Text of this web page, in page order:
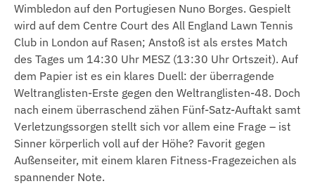
Wimbledon auf den Portugiesen Nuno Borges. Gespielt
wird auf dem Centre Court des All England Lawn Tennis
Club in London auf Rasen; Anstoß ist als erstes Match
des Tages um 14:30 Uhr MESZ (13:30 Uhr Ortszeit). Auf
dem Papier ist es ein klares Duell: der überragende
Weltranglisten-Erste gegen den Weltranglisten-48. Doch
nach einem überraschend zähen Fünf-Satz-Auftakt samt
Verletzungssorgen stellt sich vor allem eine Frage – ist
Sinner körperlich voll auf der Höhe? Favorit gegen
Außenseiter, mit einem klaren Fitness-Fragezeichen als
spannender Note.